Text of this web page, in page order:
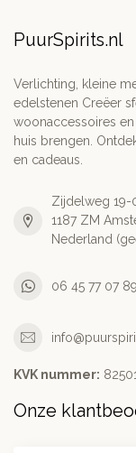
PuurSpirits.nl
Verlichting, kleine
edelstenen Creëer
woonaccessoires
huis brengen.
en cadeaus.
Zijdelweg 19-
1187 ZM
Nederland
06 45 77 07 89
KVK nummer:
Onze